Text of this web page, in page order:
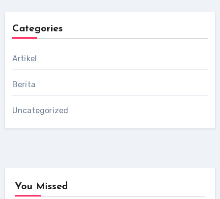
Categories
Artikel
Berita
Uncategorized
You Missed